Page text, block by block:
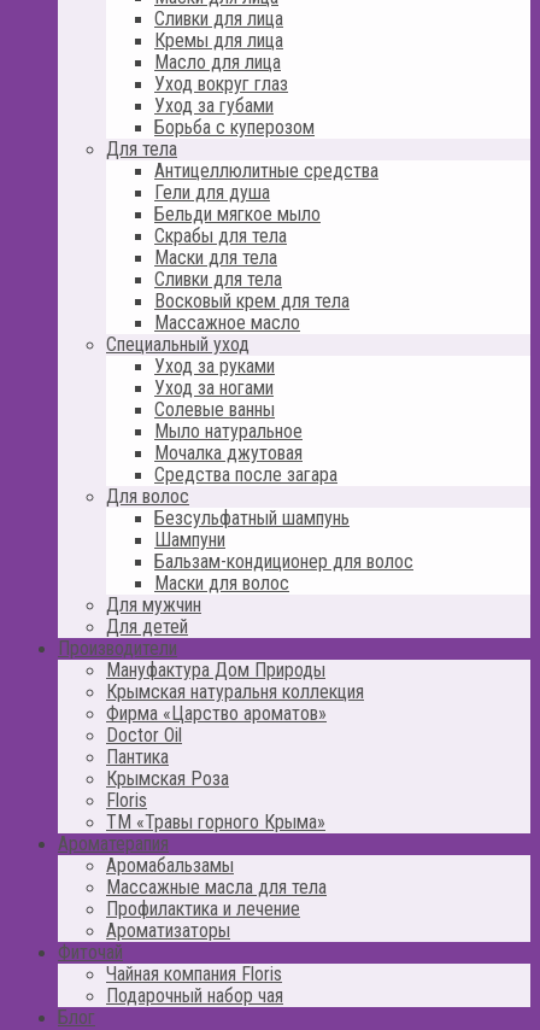
Сливки для лица
Кремы для лица
Масло для лица
Уход вокруг глаз
Уход за губами
Борьба с куперозом
Для тела
Антицеллюлитные средства
Гели для душа
Бельди мягкое мыло
Скрабы для тела
Маски для тела
Сливки для тела
Восковый крем для тела
Массажное масло
Специальный уход
Уход за руками
Уход за ногами
Солевые ванны
Мыло натуральное
Мочалка джутовая
Средства после загара
Для волос
Безсульфатный шампунь
Шампуни
Бальзам-кондиционер для волос
Маски для волос
Для мужчин
Для детей
Производители
Мануфактура Дом Природы
Крымская натуральня коллекция
Фирма «Царство ароматов»
Doctor Oil
Пантика
Крымская Роза
Floris
ТМ «Травы горного Крыма»
Ароматерапия
Аромабальзамы
Массажные масла для тела
Профилактика и лечение
Ароматизаторы
Фиточай
Чайная компания Floris
Подарочный набор чая
Блог